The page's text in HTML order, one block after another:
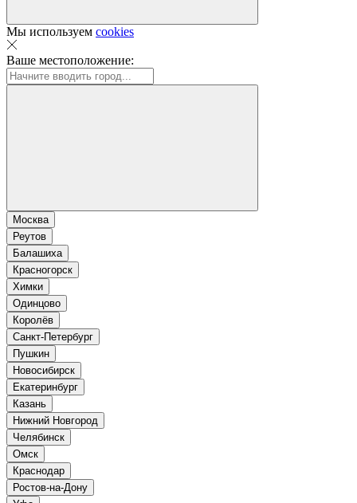
Мы используем cookies
Ваше местоположение:
Москва
Реутов
Балашиха
Красногорск
Химки
Одинцово
Королёв
Санкт-Петербург
Пушкин
Новосибирск
Екатеринбург
Казань
Нижний Новгород
Челябинск
Омск
Краснодар
Ростов-на-Дону